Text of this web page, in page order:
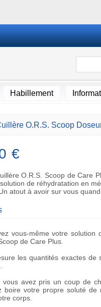
Habillement
O.R.S. Scoop
€
O.R.S. Scoop de Care
de réhydratation en
atout à avoir sur vous
vous-même votresolution
de Care Plus.
les quantités exactes
vous avez pris un coup de
boire votre propre soluté de
corps.